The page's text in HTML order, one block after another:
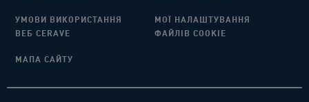
УМОВИ ВИКОРИСТАННЯ
ВЕБ CERAVE
МОЇ НАЛАШТУВАННЯ
ФАЙЛІВ COOKIE
МАПА САЙТУ​